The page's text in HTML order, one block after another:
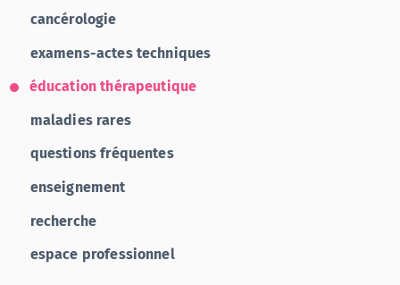
cancérologie
examens-actes techniques
éducation thérapeutique
maladies rares
questions fréquentes
enseignement
recherche
espace professionnel